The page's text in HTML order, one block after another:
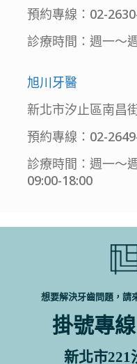
預約專線：02-
診療時間：週一～
旭川牙醫
新北市汐止區南昌
預約專線：02-
診療時間：週一～
09:00-18:00
想要解決牙齒問題，請
掛號專
新北市221